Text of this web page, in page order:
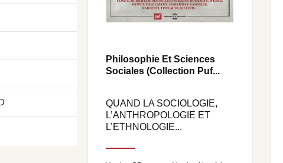
Philosophie Et Sciences
Sociales (Collection Puf...
QUAND LA SOCIOLOGIE,
L’ANTHROPOLOGIE ET
L’ETHNOLOGIE...